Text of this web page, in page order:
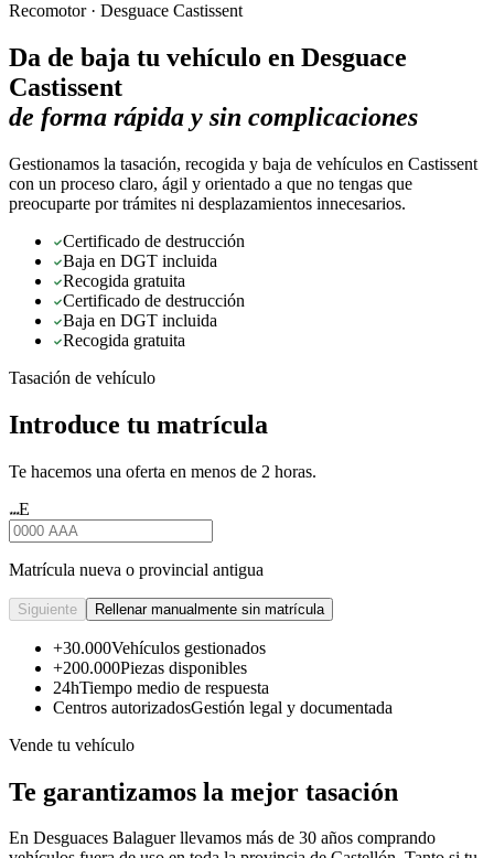
Recomotor · Desguace Castissent
Da de baja tu vehículo en Desguace
Castissent
de forma rápida y sin complicaciones
Gestionamos la tasación, recogida y baja de vehículos en Castissent
con un proceso claro, ágil y orientado a que no tengas que
preocuparte por trámites ni desplazamientos innecesarios.
Certificado de destrucción
Baja en DGT incluida
Recogida gratuita
Certificado de destrucción
Baja en DGT incluida
Recogida gratuita
Tasación de vehículo
Introduce tu matrícula
Te hacemos una oferta en menos de 2 horas.
★★★E
Matrícula nueva o provincial antigua
Siguiente Rellenar manualmente sin matrícula
+30.000Vehículos gestionados
+200.000Piezas disponibles
24hTiempo medio de respuesta
Centros autorizadosGestión legal y documentada
Vende tu vehículo
Te garantizamos la mejor tasación
En Desguaces Balaguerllevamos más de 30 años comprando